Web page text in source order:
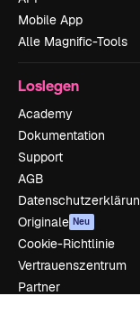
Mobile App
Alle Magnific-Tools
Loslegen
Academy
Dokumentation
Support
AGB
Originale Neu
Cookie-Richtlinie
Vertrauenszentrum
Partner